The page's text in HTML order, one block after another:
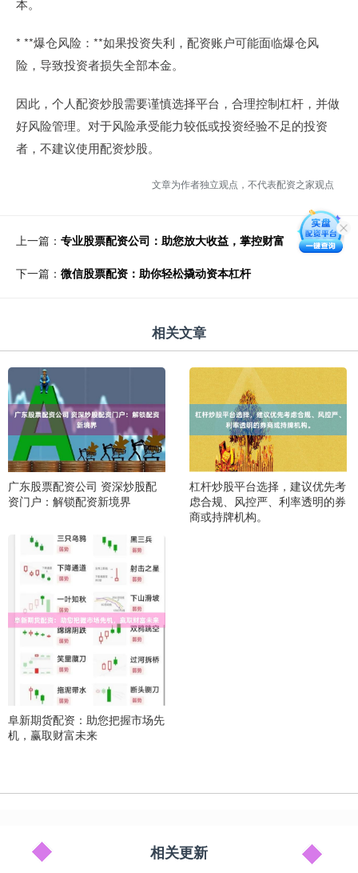
本。
* **爆仓风险：**如果投资失利，配资账户可能面临爆仓风
险，导致投资者损失全部本金。
因此，个人配资炒股需要谨慎选择平台，合理控制杠杆，并做
好风险管理。对于风险承受能力较低或投资经验不足的投资
者，不建议使用配资炒股。
文章为作者独立观点，不代表配资之家观点
上一篇： 专业股票配资公司：助您放大收益，掌控财富
下一篇： 微信股票配资：助你轻松撬动资本杠杆
相关文章
广东股票配资公司 资深炒股配
资门户：解锁配资新境界
杠杆炒股平台选择，建议优先考
虑合规、风控严、利率透明的券
商或持牌机构。
阜新期货配资：助您把握市场先
机，赢取财富未来
相关更新